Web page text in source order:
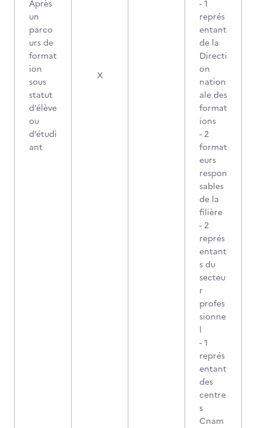
Après
un
parco
urs de
format
ion
sous
statut
d’élève
ou
d’étudi
ant
X
- 1
représ
entant
de la
Directi
on
nation
ale des
format
ions
- 2
format
eurs
respon
sables
de la
filière
- 2
représ
entant
s du
secteu
r
profes
sionne
l
- 1
représ
entant
des
centre
s
Cnam